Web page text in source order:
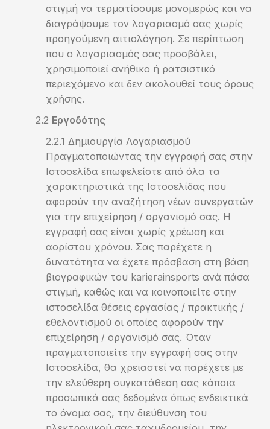
στιγμή να τερματίσουμε μονομερώς και να
διαγράψουμε τον λογαριασμό σας χωρίς
προηγούμενη αιτιολόγηση. Σε περίπτωση
που ο λογαριασμός σας προσβάλει,
χρησιμοποιεί ανήθικο ή ρατσιστικό
περιεχόμενο και δεν ακολουθεί τους όρους
χρήσης.
Εργοδότης
Δημιουργία Λογαριασμού
Πραγματοποιώντας την εγγραφή σας στην
Ιστοσελίδα επωφελείστε από όλα τα
χαρακτηριστικά της Ιστοσελίδας που
αφορούν την αναζήτηση νέων συνεργατών
για την επιχείρηση / οργανισμό σας. Η
εγγραφή σας είναι χωρίς χρέωση και
αορίστου χρόνου. Σας παρέχετε η
δυνατότητα να έχετε πρόσβαση στη βάση
βιογραφικών του karierainsports ανά πάσα
στιγμή, καθώς και να κοινοποιείτε στην
ιστοσελίδα θέσεις εργασίας / πρακτικής /
εθελοντισμού οι οποίες αφορούν την
επιχείρηση / οργανισμό σας. Όταν
πραγματοποιείτε την εγγραφή σας στην
Ιστοσελίδα, θα χρειαστεί να παρέχετε με
την ελεύθερη συγκατάθεση σας κάποια
προσωπικά σας δεδομένα όπως ενδεικτικά
το όνομα σας, την διεύθυνση του